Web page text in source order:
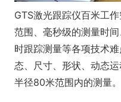
GTS激光跟踪仪百米工
范围、毫秒级的测量时
时跟踪测量等各项技术
态、尺寸、形状、动态
半径80米范围内的测量。